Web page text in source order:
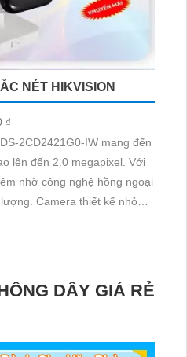
NÉT HIKVISION
₫
2CD2421G0-IW mang đến
đến 2.0 megapixel. Với
nhờ công nghệ hồng ngoại
kế nhỏ
DÂY GIÁ RẺ